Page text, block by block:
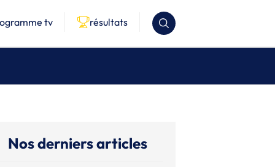
tv résultats
Nos derniers articles